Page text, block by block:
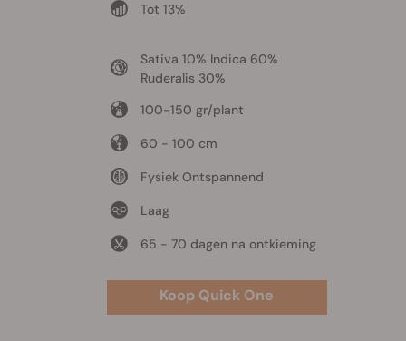
Tot 13%
Sativa 10% Indica 60%
Ruderalis 30%
100-150 gr/plant
60 - 100 cm
Fysiek Ontspannend
Laag
65 - 70 dagen na ontkieming
Koop Quick One